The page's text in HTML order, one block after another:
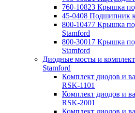
760-10823 Крышка
45-0408 Подшипник
800-10477 Крышка
Stamford
800-30017 Крышка
Stamford
Диодные мосты и
Stamford
Комплект диодов и
RSK-1101
Комплект диодов и
RSK-2001
Комплект диодов и